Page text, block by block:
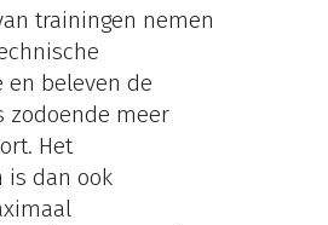
trainingen nemen
en beleven de
zodoende meer
Het
is dan ook